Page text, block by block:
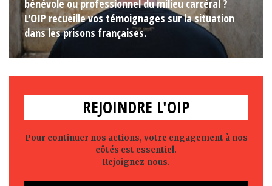
bénévole ou professionnel du milieu carcéral ?
L'OIP recueille vos témoignages sur la situation
dans les prisons françaises.
REJOINDRE L'OIP
Pour continuer nos actions, votre engagement à nos
côtés est essentiel.
Rejoignez-nous.